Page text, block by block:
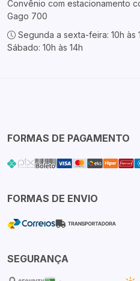
Convênio com estacionamento
Gago 700
Segunda a sexta-feira: 10h às
Sábado: 10h às 14h
FORMAS DE PAGAMENTO
FORMAS DE ENVIO
SEGURANÇA